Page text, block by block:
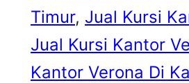
Timur, Jual Kursi
Jual Kursi Kantor
Kantor Verona Di